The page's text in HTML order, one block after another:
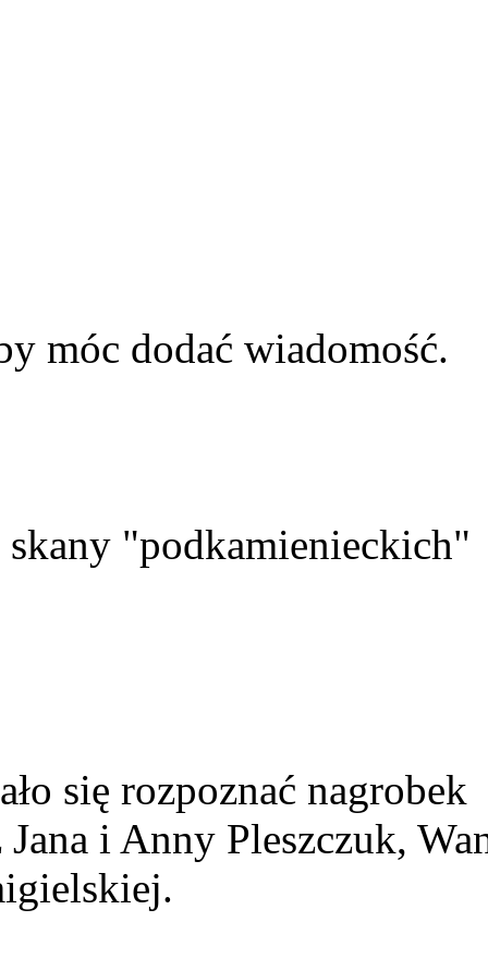
móc dodać wiadomość.
"podkamienieckich"
się rozpoznać nagrobek
i Anny Pleszczuk,